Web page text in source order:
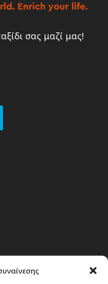
σας μαζί μας!